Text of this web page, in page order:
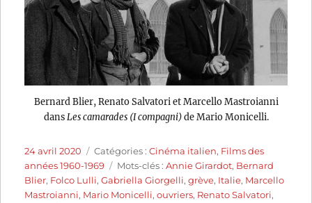
Bernard Blier, Renato Salvatori et Marcello Mastroianni
dans Les camarades (I compagni)de Mario Monicelli.
Publié
le
24 avril 2020 Catégories
Catégories :Cinéma italien, Films des
années 1960-1969
Étiquettes
Mots-clés :Annie Girardot, Bernard
Blier, Folco Lulli,Gabriella Giorgelli,grève, Italie, Marcello
Mastroianni, Mario Monicelli,ouvriers, Renato Salvatori,